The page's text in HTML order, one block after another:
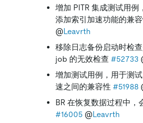
增加 PITR 集成测试用
添加索引加速功能的兼
@Leavrth
移除日志备份启动时检
job 的无效检查 #52733
增加测试用例，用于测
速之间的兼容性 #51988
BR 在恢复数据过程中，
#16005 @Leavrth